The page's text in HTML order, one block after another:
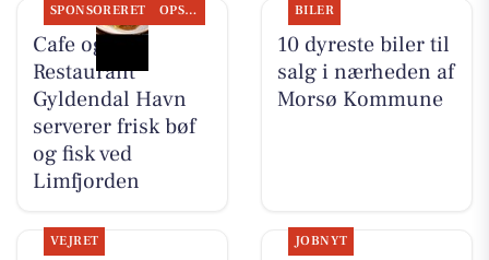
SPONSORERET OPSLAGSTAVLEN
Cafe og
Restaurant
Gyldendal Havn
serverer frisk bøf
og fisk ved
Limfjorden
BILER
10 dyreste biler til
salg i nærheden af
Morsø Kommune
VEJRET JOBNYT